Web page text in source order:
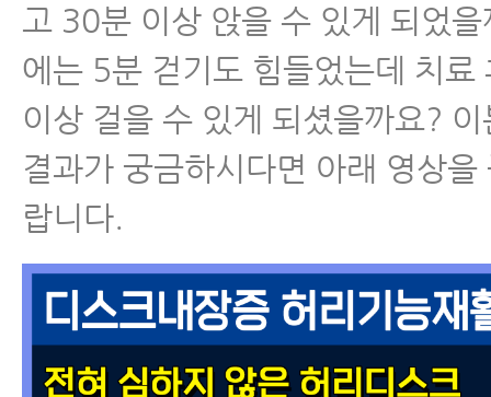
고 30분 이상 앉을 수 있게 되었
에는 5분 걷기도 힘들었는데 치료
이상 걸을 수 있게 되셨을까요?
결과가 궁금하시다면 아래 영상을
랍니다.